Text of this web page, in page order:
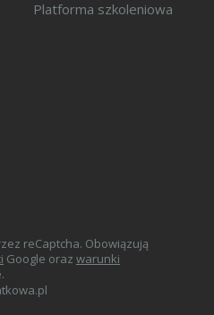
Platforma szkoleniowa
reCaptcha. Obowiązują
Google oraz warunki